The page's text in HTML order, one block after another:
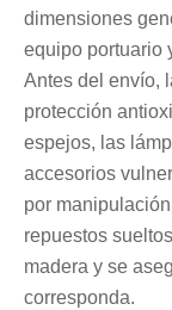
dimensiones
equipo portuario
Antes del envío,
protección
espejos, las
accesorios
por
repuestos
madera y se
corresponda.